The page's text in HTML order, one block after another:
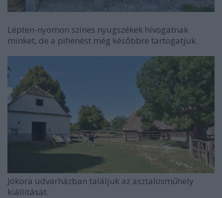
Lépten-nyomon színes nyugszékek hívogatnak
minket, de a pihenést még későbbre tartogatjuk.
Jókora udvarházban találjuk az asztalosműhely
kiállítását.